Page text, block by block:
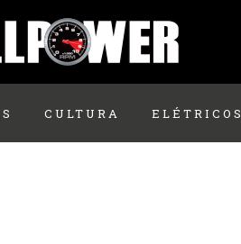
CULTURA ELÉTRICOS